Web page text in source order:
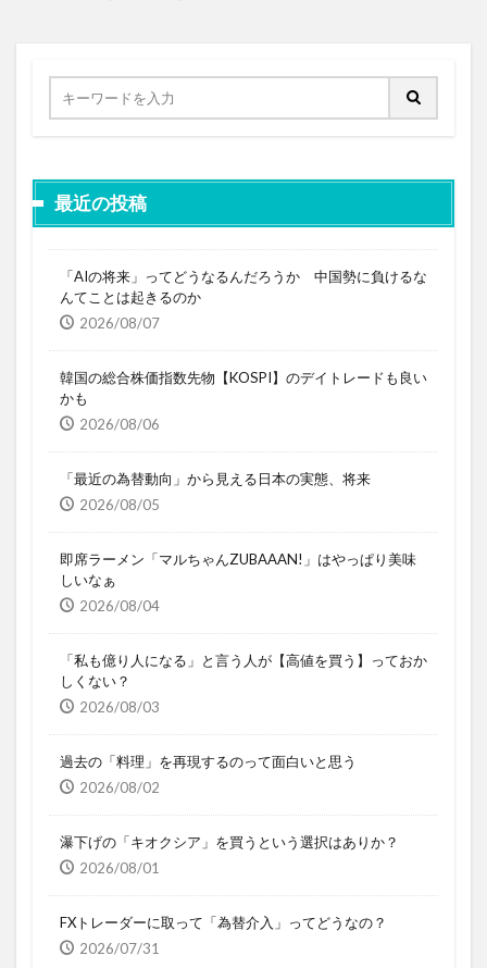
最近の投稿
「AIの将来」ってどうなるんだろうか 中国勢に負けるな
んてことは起きるのか
2026/08/07
韓国の総合株価指数先物【KOSPI】のデイトレードも良い
かも
2026/08/06
「最近の為替動向」から見える日本の実態、将来
2026/08/05
即席ラーメン「マルちゃんZUBAAAN!」はやっぱり美味
しいなぁ
2026/08/04
「私も億り人になる」と言う人が【高値を買う】っておか
しくない？
2026/08/03
過去の「料理」を再現するのって面白いと思う
2026/08/02
瀑下げの「キオクシア」を買うという選択はありか？
2026/08/01
FXトレーダーに取って「為替介入」ってどうなの？
2026/07/31